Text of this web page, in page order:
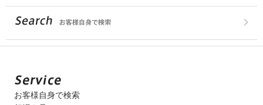
お客様自身で検索